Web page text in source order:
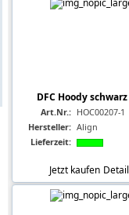
DFC Hoody schwarz
Art.Nr.: HOC00207-1
Hersteller: Align
Lieferzeit:
Jetzt kaufen